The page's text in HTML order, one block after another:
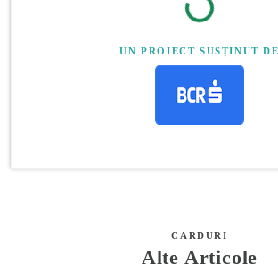
UN PROIECT SUSȚINUT DE
CARDURI
Alte Articole